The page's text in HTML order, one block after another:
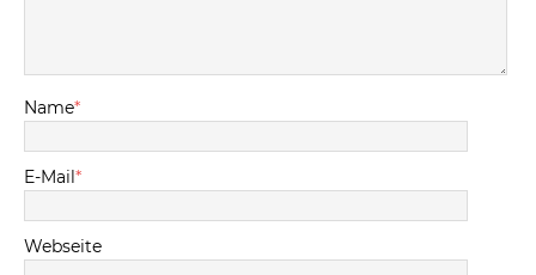
Name*
E-Mail*
Webseite